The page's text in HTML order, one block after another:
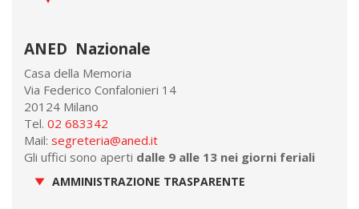
ANED Nazionale
Casa della Memoria
Via Federico Confalonieri 14
20124 Milano
Tel. 02 683342
Mail: segreteria@aned.it
Gli uffici sono aperti dalle 9 alle 13 nei giorni feriali
AMMINISTRAZIONE TRASPARENTE